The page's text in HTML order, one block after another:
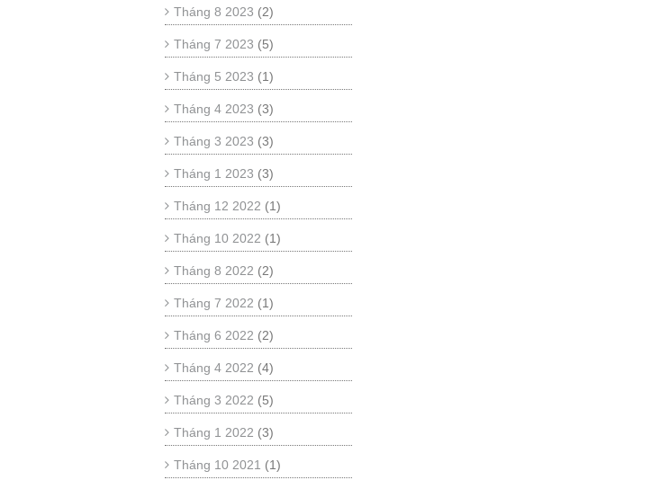
Tháng 8 2023 (2)
Tháng 7 2023 (5)
Tháng 5 2023 (1)
Tháng 4 2023 (3)
Tháng 3 2023 (3)
Tháng 1 2023 (3)
Tháng 12 2022 (1)
Tháng 10 2022 (1)
Tháng 8 2022 (2)
Tháng 7 2022 (1)
Tháng 6 2022 (2)
Tháng 4 2022 (4)
Tháng 3 2022 (5)
Tháng 1 2022 (3)
Tháng 10 2021 (1)